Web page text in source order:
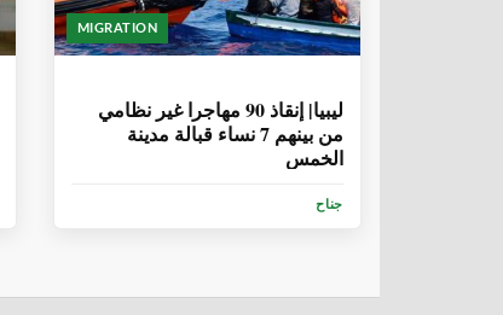
MIGRATION
ليبيا| إنقاذ 90 مهاجرا غير نظامي
من بينهم 7 نساء قبالة مدينة
الخمس
جناح